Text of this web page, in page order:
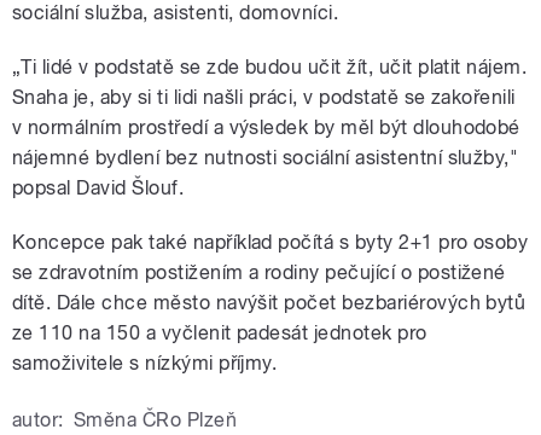
sociální služba, asistenti, domovníci.
„Ti lidé v podstatě se zde budou učit žít, učit platit nájem.
Snaha je, aby si ti lidi našli práci, v podstatě se zakořenili
v normálním prostředí a výsledek by měl být dlouhodobé
nájemné bydlení bez nutnosti sociální asistentní služby,"
popsal David Šlouf.
Koncepce pak také například počítá s byty 2+1 pro osoby
se zdravotním postižením a rodiny pečující o postižené
dítě. Dále chce město navýšit počet bezbariérových bytů
ze 110 na 150 a vyčlenit padesát jednotek pro
samoživitele s nízkými příjmy.
autor: Směna ČRo Plzeň